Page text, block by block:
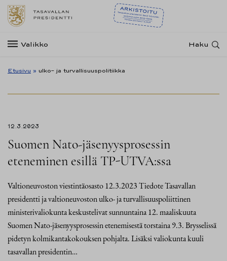
Valikko Haku
Etusivu » ulko- ja turvallisuuspolitiikka
12.3.2023
Suomen Nato-jäsenyysprosessin
eteneminen esillä TP-UTVA:ssa
Valtioneuvoston viestintäosasto 12.3.2023 Tiedote Tasavallan
presidentti ja valtioneuvoston ulko- ja turvallisuuspoliittinen
ministerivaliokunta keskustelivat sunnuntaina 12. maaliskuuta
Suomen Nato-jäsenyysprosessin etenemisestä torstaina 9.3. Brysselissä
pidetyn kolmikantakokouksen pohjalta. Lisäksi valiokunta kuuli
tasavallan presidentin…